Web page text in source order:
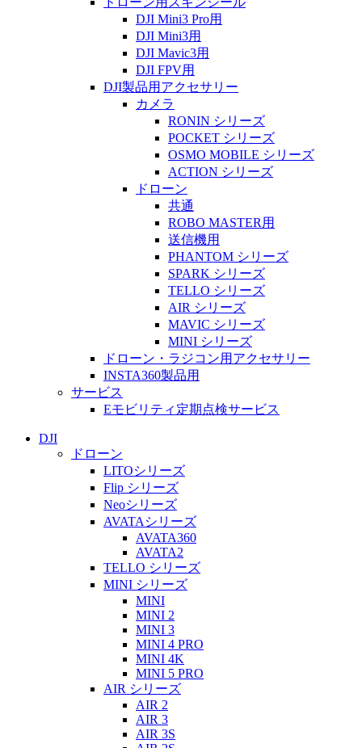
DJI Mini3 Pro用
DJI Mini3用
DJI Mavic3用
DJI FPV用
DJI製品用アクセサリー
カメラ
RONIN シリーズ
POCKET シリーズ
OSMO MOBILE シリーズ
ACTION シリーズ
ドローン
共通
ROBO MASTER用
送信機用
PHANTOM シリーズ
SPARK シリーズ
TELLO シリーズ
AIR シリーズ
MAVIC シリーズ
MINI シリーズ
ドローン・ラジコン用アクセサリー
INSTA360製品用
サービス
Eモビリティ定期点検サービス
DJI
ドローン
LITOシリーズ
Flip シリーズ
Neoシリーズ
AVATAシリーズ
AVATA360
AVATA2
TELLO シリーズ
MINI シリーズ
MINI
MINI 2
MINI 3
MINI 4 PRO
MINI 4K
MINI 5 PRO
AIR シリーズ
AIR 2
AIR 3
AIR 3S